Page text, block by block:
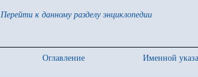
Перейти к данному разделу энциклопедии
Оглавление Именной